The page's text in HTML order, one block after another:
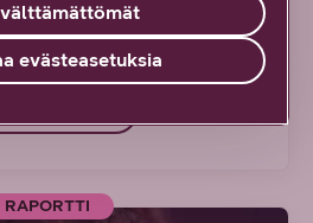
mahdollisuuksiin ja vie
tasolle kanssamme!
RAPORTTI
evästeasetuksia